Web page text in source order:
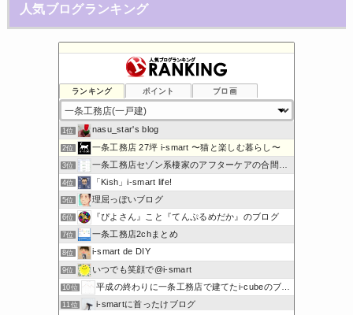
人気ブログランキング
ランキング ポイント ブロ画
1位 nasu_star's blog
2位 一条工務店 27坪 i-smart 〜猫と楽しむ暮らし〜
3位 一条工務店セゾン系棲家のアフターケアの合間に綴るブログ
4位 「Kish」i-smart life!
5位 理屈っぽいブログ
6位 『ぴよさん』こと『てんぷるめだか』のブログ
7位 一条工務店2chまとめ
8位 i-smart de DIY
9位 いつでも笑顔で@i-smart
10位 平成の終わりに一条工務店で建てたi-cubeのブログ
11位 i-smartに首ったけブログ